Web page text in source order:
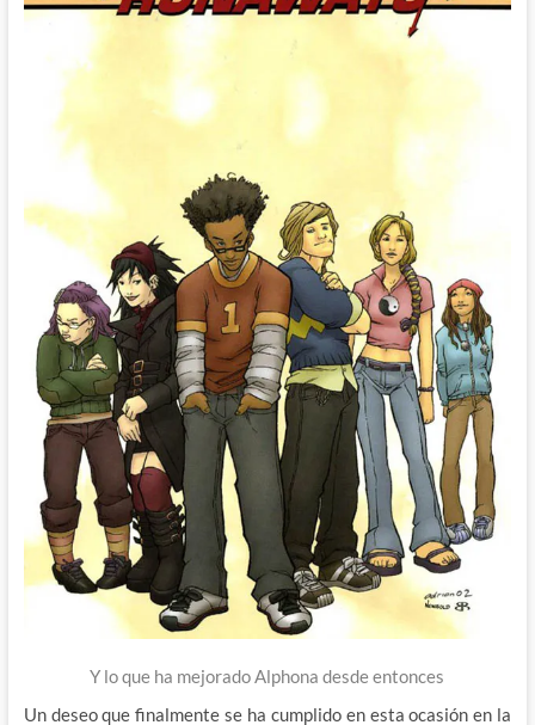
Y lo que ha mejorado Alphona desde entonces
Un deseo que finalmente se ha cumplido en esta ocasión en la